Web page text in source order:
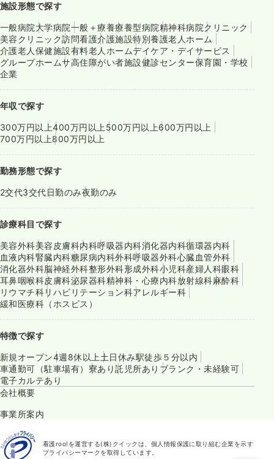
施設形態で探す
一般病院大学病院一般＋療養療養型病院精神科病院クリニック
美容クリニック訪問看護介護施設特別養護老人ホーム
介護老人保健施設有料老人ホームデイケア・デイサービス
グループホームサ高住障がい者施設健診センター保育園・学校
企業
年収で探す
300万円以上400万円以上 500万円以上600万円以上
700万円以上800万円以上
勤務形態で探す
2交代3交代日勤のみ夜勤のみ
診療科目で探す
美容外科美容皮膚科内科呼吸器内科消化器内科循環器内科
血液内科腎臓内科糖尿病内科外科呼吸器外科心臓血管外科
消化器外科脳神経外科整形外科形成外科小児科産婦人科眼科
耳鼻咽喉科皮膚科泌尿器科精神科・心療内科放射線科麻酔科
リウマチ科リハビリテーション科アレルギー科
緩和医療科（ホスピス）
特徴で探す
新規オープン4週8休以上 土日休み駅徒歩５分以内
車通勤可（駐車場有） 寮あり託児所あり ブランク・未経験可
電子カルテあり
会社概要
事業所案内
看護roo!を運営する(株)クイックは、個人情報保護に取り組む企業を示す
プライバシーマークを取得しています。